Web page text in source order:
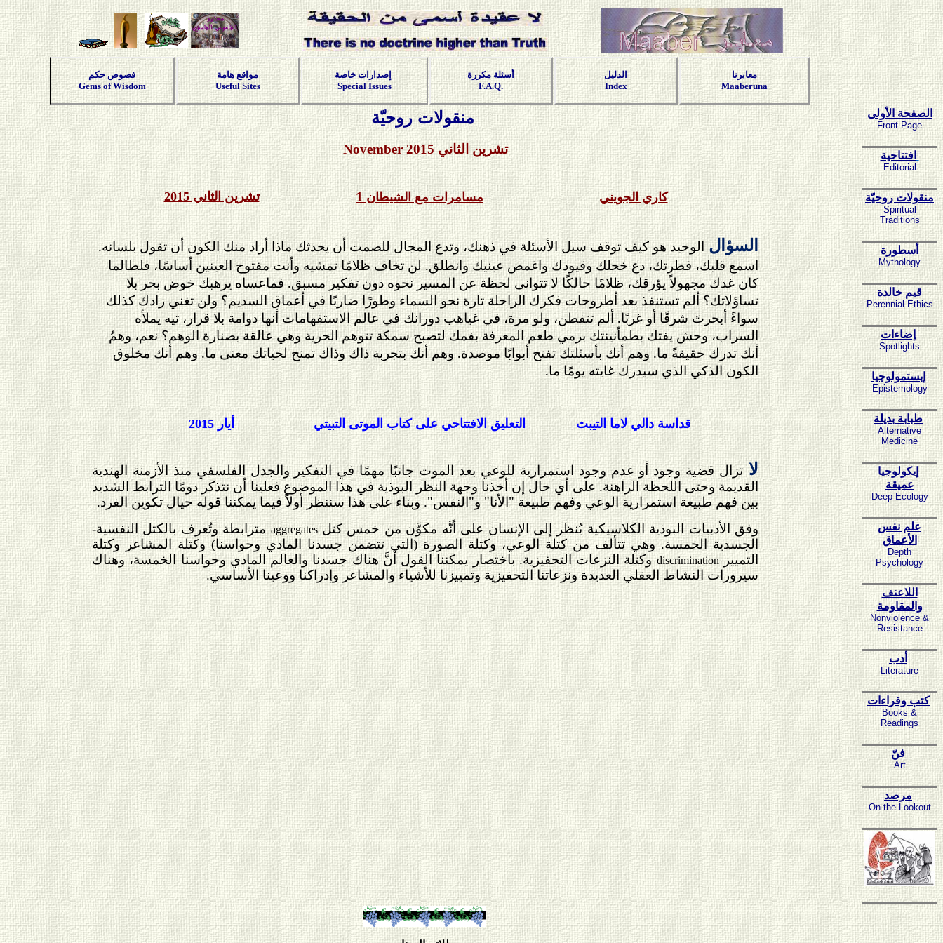
فصوص حكم
Gems of Wisdom
مواقع هامة
Useful Sites
إصدارات خاصة
Special Issues
أسئلة مكررة
F.A.Q.
الدليل
Index
معابرنا
Maaberuna
منقولات روحيّة
تشرين الثاني2015
November
تشرين الثاني 2015 مسامرات مع الشيطان 1 كاري الجويني
السؤال الوحيد هو كيف توقف سيل الأسئلة في ذهنك، وتدع المجال للصمت أن يحدثك ماذا أراد منك الكون أن تقول بلسانه.
اسمع قلبك، فطرتك، دع خجلك وقيودك واغمض عينيك وانطلق. لن تخاف ظلامًا تمشيه وأنت مفتوح العينين أساسًا، فلطالما
كان غدك مجهولاً يؤرقك، ظلامًا حالكًا لا تتوانى لحظة عن المسير نحوه دون تفكير مسبق. فماعساه يرهبك خوض بحر بلا
تساؤلاتك؟ ألم تستنفذ بعد أطروحات فكرك الراحلة تارة نحو السماء وطورًا ضاربًا في أعماق السديم؟ ولن تغني زادك كذلك
سواءً أبحرتَ شرقًا أو غربًا. ألم تتفطن، ولو مرة، في غياهب دورانك في عالم الاستفهامات أنها دوامة بلا قرار، تيه يملأه
السراب، وحش يفتك بطمأنينتك برمي طعم المعرفة بفمك لتصبح سمكة تتوهم الحرية وهي عالقة بصنارة الوهم؟ نعم، وهمُ
أنك تدرك حقيقةً ما. وهم أنك بأسئلتك تفتح أبوابًا موصدة. وهم أنك بتجربة ذاك وذاك تمنح لحياتك معنى ما. وهم أنك مخلوق
الكون الذكي الذي سيدرك غايته يومًا ما.
أيار 2015 التعليق الافتتاحي على كتاب الموتى التبيتي قداسة دالي لاما التيبت
لا تزال قضية وجود أو عدم وجود استمرارية للوعي بعد الموت جانبًا مهمًا في التفكير والجدل الفلسفي منذ الأزمنة الهندية
القديمة وحتى اللحظة الراهنة. على أي حال إن أخذنا وجهة النظر البوذية في هذا الموضوع فعلينا أن نتذكر دومًا الترابط الشديد
بين فهم طبيعة استمرارية الوعي وفهم طبيعة "الأنا" و"النفس". وبناء على هذا سننظر أولاً فيما يمكننا قوله حيال تكوين الفرد.
وفق الأدبيات البوذية الكلاسيكية يُنظر إلى الإنسان على أنَّه مكوَّن من خمس كتلaggregatesمترابطة وتُعرف بالكتل النفسية-
الجسدية الخمسة. وهي تتألف من كتلة الوعي، وكتلة الصورة (التي تتضمن جسدنا المادي وحواسنا) وكتلة المشاعر وكتلة
التمييزdiscrimination وكتلة النزعات التحفيزية. باختصار يمكننا القول أنَّ هناك جسدنا والعالم المادي وحواسنا الخمسة، وهناك
سيرورات النشاط العقلي العديدة ونزعاتنا التحفيزية وتمييزنا للأشياء والمشاعر وإدراكنا ووعينا الأساسي.
الصفحة الأولى
Front Page
افتتاحية
Editorial
منقولات روحيّة
Spiritual
Traditions
أسطورة
Mythology
قيم خالدة
Perennial Ethics
إضاءات
Spotlights
إبستمولوجيا
Epistemology
طبابة بديلة
Alternative
Medicine
إيكولوجيا
عميقة
Deep Ecology
علم نفس
الأعماق
Depth
Psychology
اللاعنف
والمقاومة
Nonviolence &
Resistance
أدب
Literature
كتب وقراءات
Books &
Readings
فنّ
Art
مرصد
On the Lookout